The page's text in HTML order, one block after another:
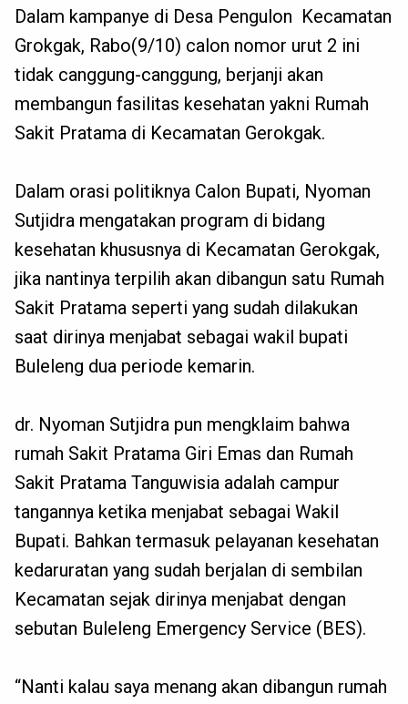
Dalam kampanye di Desa Pengulon Kecamatan
Grokgak, Rabo(9/10) calon nomor urut 2 ini
tidak canggung-canggung, berjanji akan
membangun fasilitas kesehatan yakni Rumah
Sakit Pratama di Kecamatan Gerokgak.
Dalam orasi politiknya Calon Bupati, Nyoman
Sutjidra mengatakan program di bidang
kesehatan khususnya di Kecamatan Gerokgak,
jika nantinya terpilih akan dibangun satu Rumah
Sakit Pratama seperti yang sudah dilakukan
saat dirinya menjabat sebagai wakil bupati
Buleleng dua periode kemarin.
dr. Nyoman Sutjidra pun mengklaim bahwa
rumah Sakit Pratama Giri Emas dan Rumah
Sakit Pratama Tanguwisia adalah campur
tangannya ketika menjabat sebagai Wakil
Bupati. Bahkan termasuk pelayanan kesehatan
kedaruratan yang sudah berjalan di sembilan
Kecamatan sejak dirinya menjabat dengan
sebutan Buleleng Emergency Service (BES).
“Nanti kalau saya menang akan dibangun rumah